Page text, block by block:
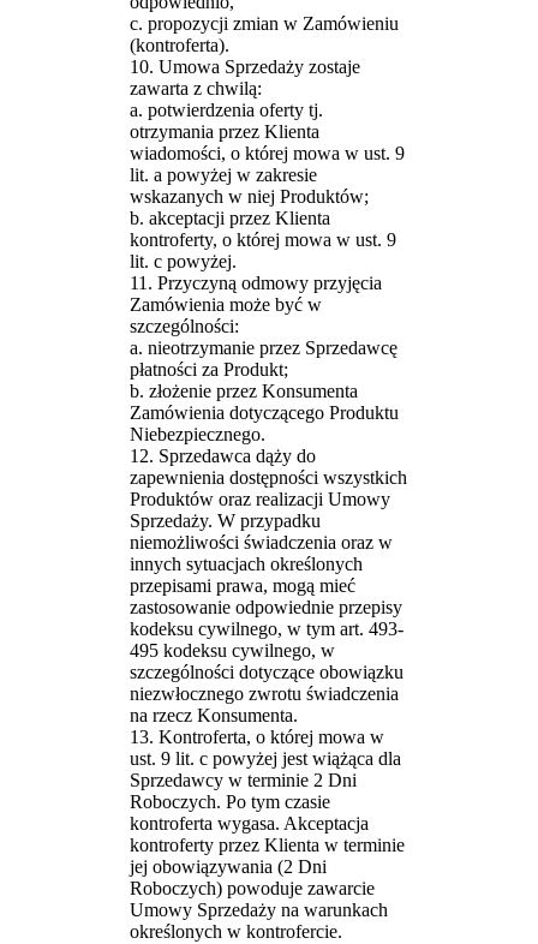
c. propozycji zmian w Zamówieniu
(kontroferta).
10. Umowa Sprzedaży zostaje
zawarta z chwilą:
a. potwierdzenia oferty tj.
otrzymania przez Klienta
wiadomości, o której mowa w ust. 9
lit. a powyżej w zakresie
wskazanych w niej Produktów;
b. akceptacji przez Klienta
kontroferty, o której mowa w ust. 9
lit. c powyżej.
11. Przyczyną odmowy przyjęcia
Zamówienia może być w
szczególności:
a. nieotrzymanie przez Sprzedawcę
płatności za Produkt;
b. złożenie przez Konsumenta
Zamówienia dotyczącego Produktu
Niebezpiecznego.
12. Sprzedawca dąży do
zapewnienia dostępności wszystkich
Produktów oraz realizacji Umowy
Sprzedaży. W przypadku
niemożliwości świadczenia oraz w
innych sytuacjach określonych
przepisami prawa, mogą mieć
zastosowanie odpowiednie przepisy
kodeksu cywilnego, w tym art. 493-
495 kodeksu cywilnego, w
szczególności dotyczące obowiązku
niezwłocznego zwrotu świadczenia
na rzecz Konsumenta.
13. Kontroferta, o której mowa w
ust. 9 lit. c powyżej jest wiążąca dla
Sprzedawcy w terminie 2 Dni
Roboczych. Po tym czasie
kontroferta wygasa. Akceptacja
kontroferty przez Klienta w terminie
jej obowiązywania (2 Dni
Roboczych) powoduje zawarcie
Umowy Sprzedaży na warunkach
określonych w kontrofercie.